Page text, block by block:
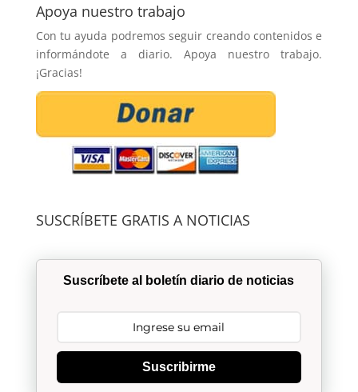
Apoya nuestro trabajo
Con tu ayuda podremos seguir creando contenidos e
informándote a diario. Apoya nuestro trabajo.
¡Gracias!
SUSCRÍBETE GRATIS A NOTICIAS
Suscríbete al boletín diario de noticias
Suscribirme